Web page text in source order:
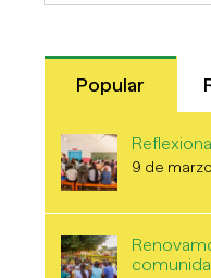
Popular
9 de